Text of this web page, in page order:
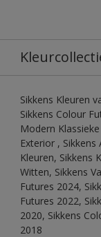
Sikkens Kleuren
Sikkens Colour
Modern
Exterior , Sikkens
Kleuren, Sikkens
Witten, Sikkens
Futures 2024,
Futures 2022,
2020, Sikkens
2018